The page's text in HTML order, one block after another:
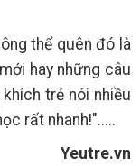
thể quên đó là
hay những câu
trẻ nói nhiều
rất nhanh!".....
Yeutre.vn